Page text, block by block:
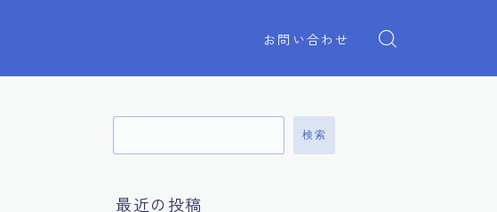
お問い合わせ
検索
最近の投稿